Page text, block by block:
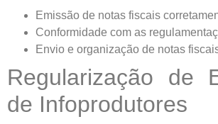
Emissão de notas fiscais
Conformidade com as
Envio e organização de notas
Regularização de
de Infoprodutores